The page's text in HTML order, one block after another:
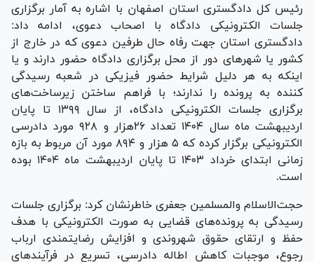
رئیس کل دادگستری استان اصفهان با اشاره به آمار برگزاری
جلسات الکترونیکی دادگاه با اصحاب دعوی، ادامه داد:
دادگستری استان جهت رفاه حال طرفین دعوی که در خارج از
کشور یا شهر‌های دور از محل برگزاری دادگاه حضور دارند و یا
اینکه به هر دلیل شرایط حضور فیزیکی در شعبه رسیدگی
کننده به پرونده را ندارند؛ با فراهم ساختن زیرساخت‌های
برگزاری جلسات الکترونیکی دادگاه، از سال ۱۳۹۹ تا پایان
اردیبهشت ماه سال ۱۴۰۴ تعداد ۲۶هزار و ۹۲۸ مورد دادرسی
الکترونیکی برگزار کرده که ۵ هزار و ۸۹۴ مورد آن مربوط به بازه
زمانی ابتدای خرداد ۱۴۰۳ تا پایان اردیبهشت ماه ۱۴۰۴ بوده
است.
حجت‌الاسلام‌ و‌المسلمین جعفری خاطرنشان کرد: برگزاری جلسات
رسیدگی به پرونده‌های قضایی به صورت الکترونیکی با هدف
حفظ و ارتقای حقوق شهروندی و افزایش رضایتمندی ارباب
رجوع، موجبات کاهش اطاله دادرسی، تسریع در فرآیند‌های